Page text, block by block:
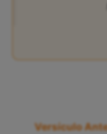
Versículo